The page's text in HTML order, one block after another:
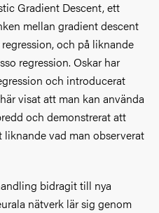
Gradient Descent, ett
mellan gradient descent
och på liknande
regression. Oskar har
och introducerat
visat att man kan använda
och demonstrerat att
vad man observerat
bidragit till nya
nätverk lär sig genom